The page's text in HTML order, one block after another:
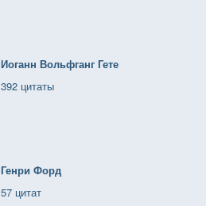
Иоганн Вольфганг Гете
392 цитаты
Генри Форд
57 цитат